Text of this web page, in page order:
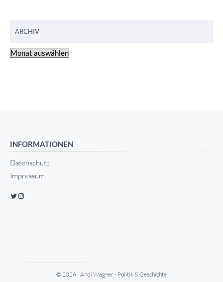
ARCHIV
INFORMATIONEN
Datenschutz
Impressum
© 2026 | Andi Wagner - Politik & Geschichte